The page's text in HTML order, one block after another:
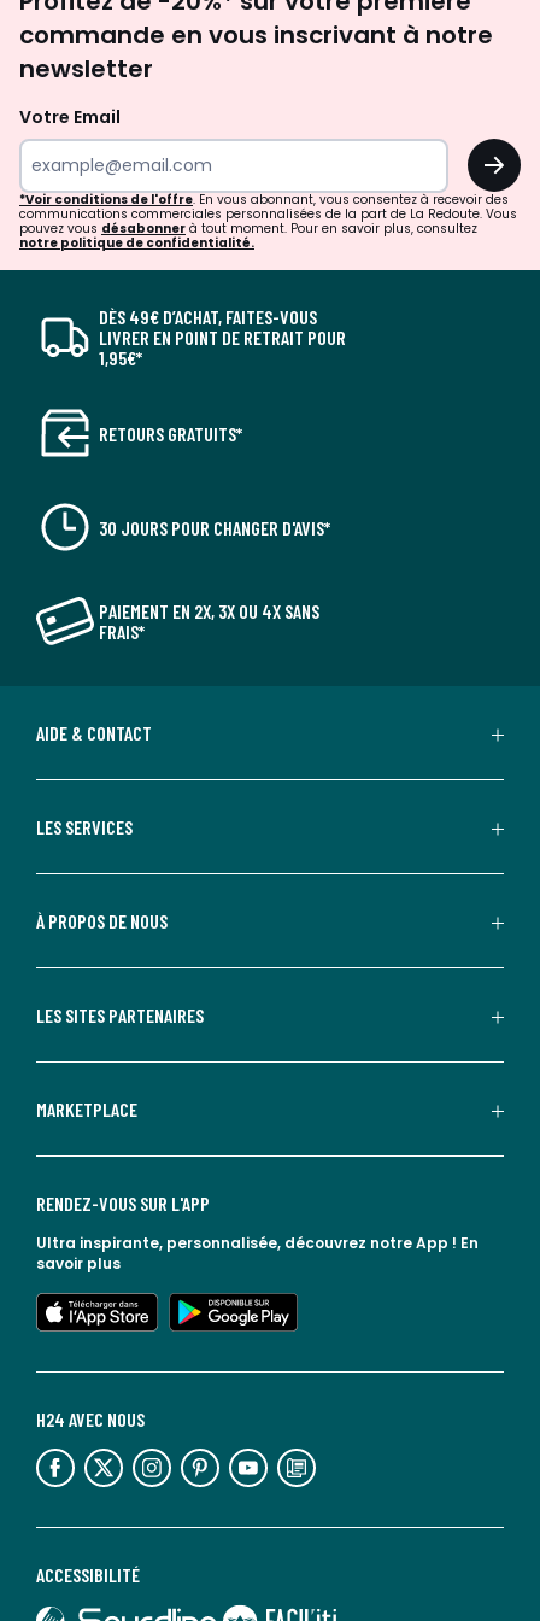
newsletter
commande en vous inscrivant à notre
newsletter
Votre Email
OK
*Voir conditions de l'offre. En vous abonnant, vous consentez à recevoir des
communications commerciales personnalisées de la part de La Redoute. Vous
pouvez vous désabonner à tout moment. Pour en savoir plus, consultez
notre politique de confidentialité.
DÈS 49€ D’ACHAT, FAITES-VOUS
LIVRER EN POINT DE RETRAIT POUR
1,95€*
RETOURS GRATUITS*
30 JOURS POUR CHANGER D'AVIS*
PAIEMENT EN 2X, 3X OU 4X SANS
FRAIS*
AIDE & CONTACT
LES SERVICES
À PROPOS DE NOUS
LES SITES PARTENAIRES
MARKETPLACE
ACCESSIBILITÉ
lien vers Sourdline
H24 AVEC NOUS
lien vers l'espace réseaux sociaux lien vers l'espace réseaux sociaux lien vers l'espace réseaux sociaux lien vers l'espace réseaux sociaux lien vers l'espace réseaux sociaux lien vers le blog la redoute
RENDEZ-VOUS SUR L'APP
Ultra inspirante, personnalisée, découvrez notre App ! En
savoir plus
lien vers l'app store
lien vers google play